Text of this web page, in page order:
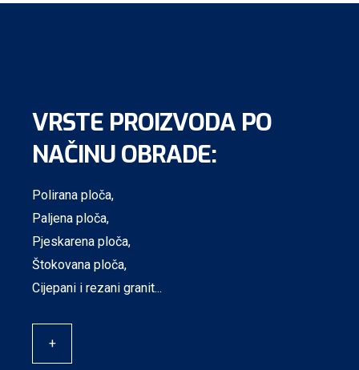
VRSTE PROIZVODA PO
NAČINU OBRADE:
Polirana ploča,
Paljena ploča,
Pjeskarena ploča,
Štokovana ploča,
Cijepani i rezani granit...
+